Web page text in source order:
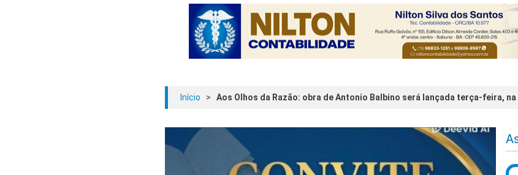
Início > Aos Olhos da Razão: obra de Antonio Balbino será lançada terça-feira, na